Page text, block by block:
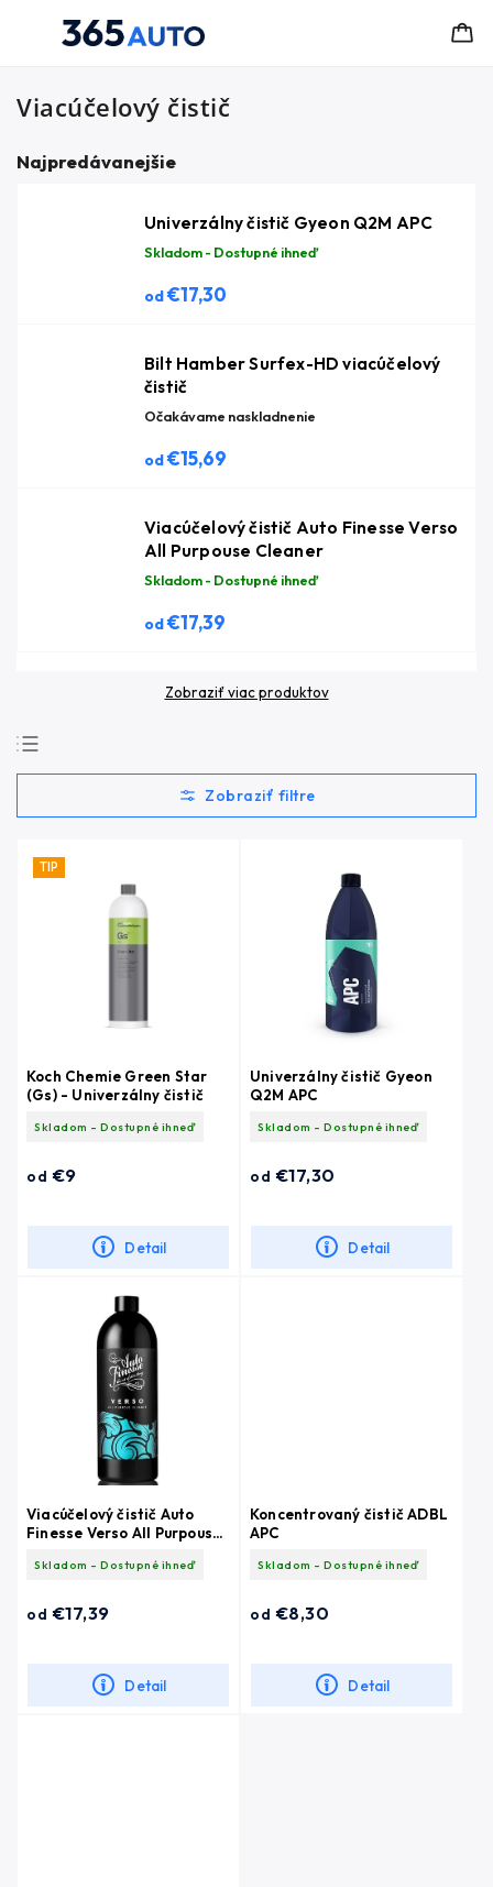
Viacúčelový čistič
Najpredávanejšie
Univerzálny čistič Gyeon Q2M APC
Skladom - Dostupné ihneď
od€17,30
Bilt Hamber Surfex-HD viacúčelový
čistič
Očakávame naskladnenie
od€15,69
Viacúčelový čistič Auto Finesse Verso
All Purpouse Cleaner
Skladom - Dostupné ihneď
od€17,39
Zobraziť viac produktov
Najpredávanejšie
Najlacnejšie
Abecedne
TIP
Koch Chemie Green Star
(Gs) - Univerzálny čistič
Skladom - Dostupné ihneď
od €9
Detail
Univerzálny čistič Gyeon
Q2M APC
Skladom - Dostupné ihneď
od €17,30
Detail
Viacúčelový čistič Auto
Finesse Verso All Purpouse
Skladom - Dostupné ihneď
od €17,39
Detail
Koncentrovaný čistič ADBL
APC
Skladom - Dostupné ihneď
od €8,30
Detail